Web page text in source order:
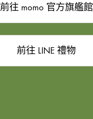
前往 momo 官方旗艦館
前往 LINE 禮物